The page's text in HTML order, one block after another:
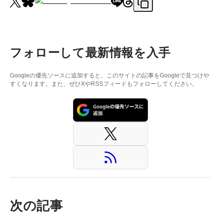
フォローして最新情報を入手
Googleの優先ソースに追加すると、このサイトの記事をGoogleで見つけや
すくなります。また、ぜひXやRSSフィードもフォローしてください。
次の記事